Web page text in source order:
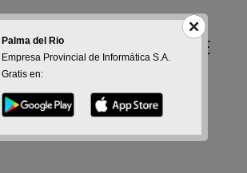
ANDALUZAS
RÍO 17 DE MAYO DE
2026
Palma del Rio
Empresa Provincial de Informática S.A.
Gratis en: